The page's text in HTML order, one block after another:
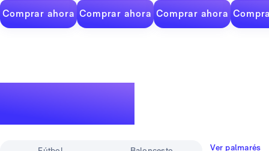
Comprar ahora Comprar ahora Comprar ahora
Ver palmarés